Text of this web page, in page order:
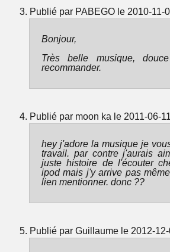
Publié par PABEGO le 2010-11-
Bonjour,
Très belle musique,
recommander.
Publié par moon ka le 2011-06-
hey j'adore la musique je
travail. par contre j'aurais
juste histoire de l'écouter
ipod mais j'y arrive pas
lien mentionner. donc ??
Publié par Guillaume le 2012-